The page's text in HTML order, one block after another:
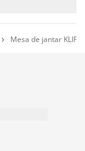
 Mesa de jantar